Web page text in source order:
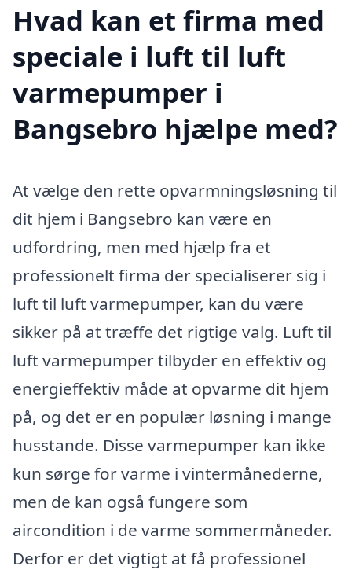
Hvad kan et firma med
speciale i luft til luft
varmepumper i
Bangsebro hjælpe med?
At vælge den rette opvarmningsløsning til
dit hjem i Bangsebro kan være en
udfordring, men med hjælp fra et
professionelt firma der specialiserer sig i
luft til luft varmepumper, kan du være
sikker på at træffe det rigtige valg. Luft til
luft varmepumper tilbyder en effektiv og
energieffektiv måde at opvarme dit hjem
på, og det er en populær løsning i mange
husstande. Disse varmepumper kan ikke
kun sørge for varme i vintermånederne,
men de kan også fungere som
aircondition i de varme sommermåneder.
Derfor er det vigtigt at få professionel